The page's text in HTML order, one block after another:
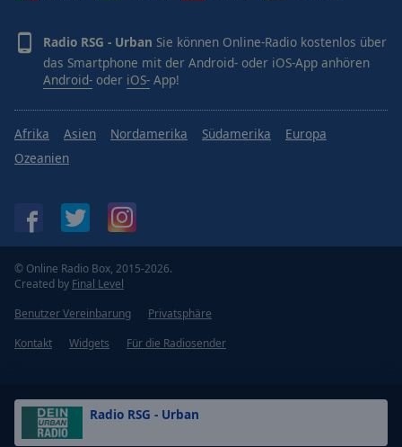
Radio RSG - Urban
Radio RSG - Urban Sie können Online-Radio kostenlos über
das Smartphone mit der Android- oder iOS-App anhören
Android- oder iOS- App!
Afrika Asien Nordamerika Südamerika
Europa
Ozeanien
© Online Radio Box, 2015-2026.
Created by Final Level
Benutzer Vereinbarung
Privatsphäre
Kontakt
Widgets Für die Radiosender